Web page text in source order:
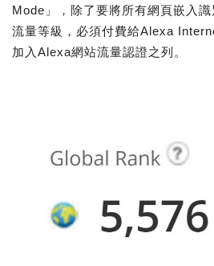
Mode」，除了要將所有網頁嵌入
流量等級，必須付費給Alexa
加入Alexa網站流量認證之列。